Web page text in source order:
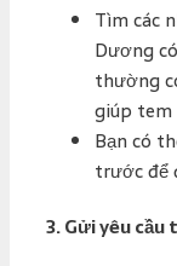
Tìm các
Dương
thường
giúp tem
Bạn có
trước để
3.Gửi yêu cầu